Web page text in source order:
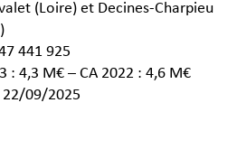
(Loire) et Decines-Charpieu
441 925
: 4,3 M€ – CA 2022 : 4,6 M€
22/09/2025